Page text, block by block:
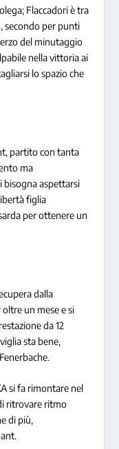
Flaccadori è tra
secondo per punti
del minutaggio
nella vittoria ai
lo spazio che
partito con tanta
ma
bisogna aspettarsi
figlia
per ottenere un
dalla
un mese e si
da 12
sta bene,
si fa rimontare nel
ritrovare ritmo
di più,